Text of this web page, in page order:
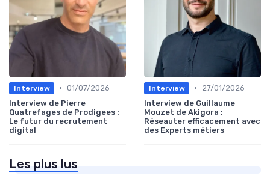
Interview • 01/07/2026
Interview de Pierre
Quatrefages de Prodigees :
Le futur du recrutement
digital
Interview •
27/01/2026
Interview de Guillaume
Mouzet de Akigora :
Réseauter efficacement avec
des Experts métiers
Les plus lus